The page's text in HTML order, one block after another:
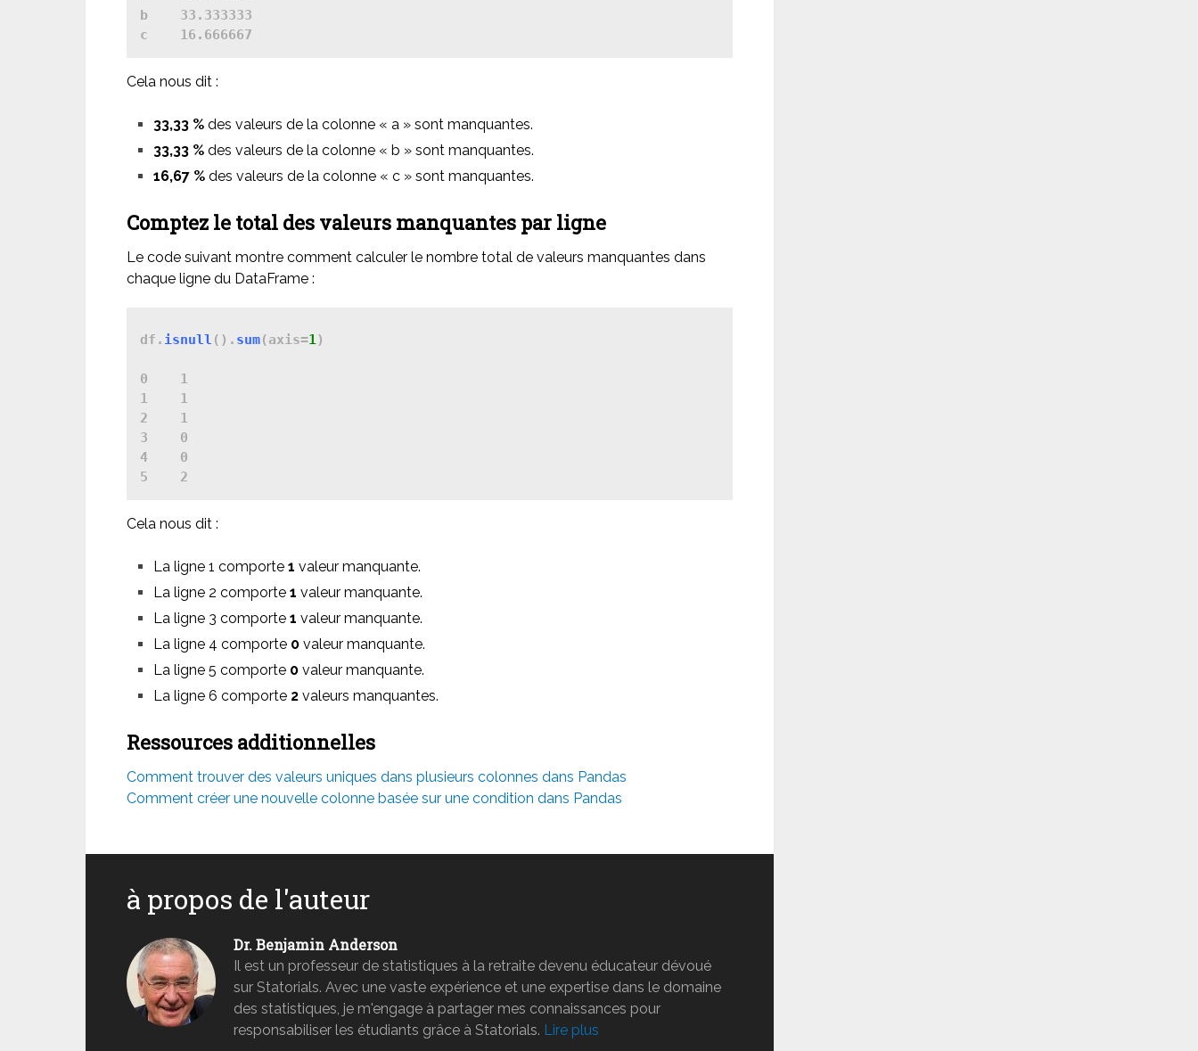
b    33.333333
Cela nous dit :
33,33 % des valeurs de la colonne « a » sont manquantes.
33,33 % des valeurs de la colonne « b » sont manquantes.
16,67 % des valeurs de la colonne « c » sont manquantes.
Comptez le total des valeurs manquantes par ligne
Le code suivant montre comment calculer le nombre total de valeurs manquantes dans
chaque ligne du DataFrame :
df. isnull (). sum(axis=1)
0    1
1    1
2    1
3    0
4    0
5    2
Cela nous dit :
La ligne 1 comporte1 valeur manquante.
La ligne 2 comporte1 valeur manquante.
La ligne 3 comporte1 valeur manquante.
La ligne 4 comporte 0 valeur manquante.
La ligne 5 comporte 0 valeur manquante.
La ligne 6 comporte 2 valeurs manquantes.
Ressources additionnelles
Comment trouver des valeurs uniques dans plusieurs colonnes dans Pandas
Comment créer une nouvelle colonne basée sur une condition dans Pandas
à propos de l'auteur
Dr. Benjamin Anderson
Il est un professeur de statistiques à la retraite devenu éducateur dévoué
sur Statorials. Avec une vaste expérience et une expertise dans le domaine
des statistiques, je m'engage à partager mes connaissances pour
responsabiliser les étudiants grâce à Statorials. Lire plus